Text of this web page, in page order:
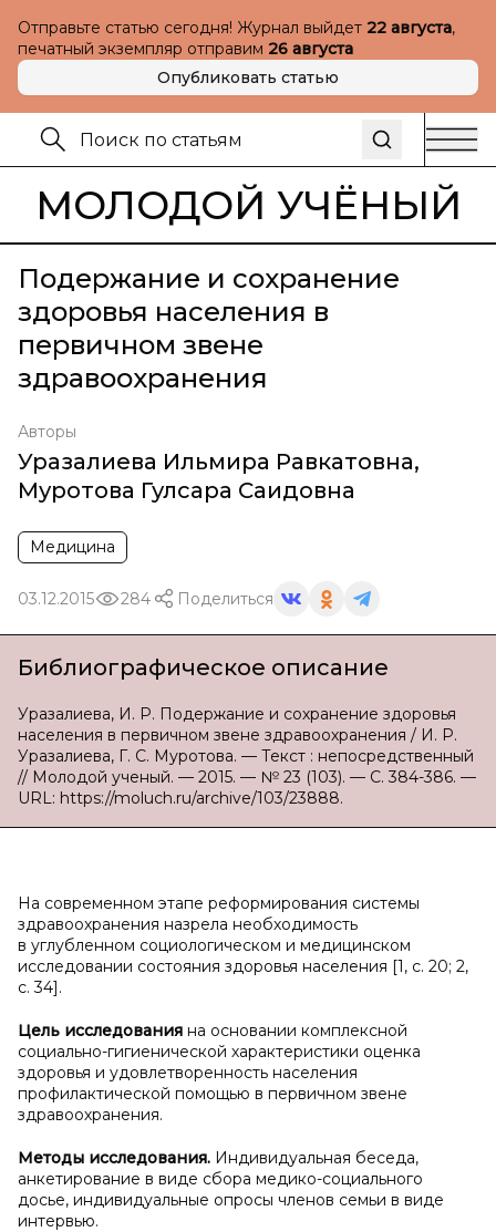
Отправьте статью сегодня! Журнал выйдет 22 августа,
печатный экземпляр отправим 26 августа
Опубликовать статью
МОЛОДОЙ УЧЁНЫЙ
Подержание и сохранение
здоровья населения в
первичном звене
здравоохранения
Авторы
Уразалиева Ильмира Равкатовна,
Муротова Гулсара Саидовна
Медицина
03.12.2015 284 Поделиться
Библиографическое описание
Уразалиева, И. Р. Подержание и сохранение здоровья
населения в первичном звене здравоохранения / И. Р.
Уразалиева, Г. С. Муротова. — Текст : непосредственный
// Молодой ученый. — 2015. — № 23 (103). — С. 384-386. —
URL: https://moluch.ru/archive/103/23888.
На современном этапе реформирования системы
здравоохранения назрела необходимость
в углубленном социологическом и медицинском
исследовании состояния здоровья населения [1, с. 20; 2,
с. 34].
Цель исследования на основании комплексной
социально-гигиенической характеристики оценка
здоровья и удовлетворенность населения
профилактической помощью в первичном звене
здравоохранения.
Методы исследования. Индивидуальная беседа,
анкетирование в виде сбора медико-социального
досье, индивидуальные опросы членов семьи в виде
интервью.